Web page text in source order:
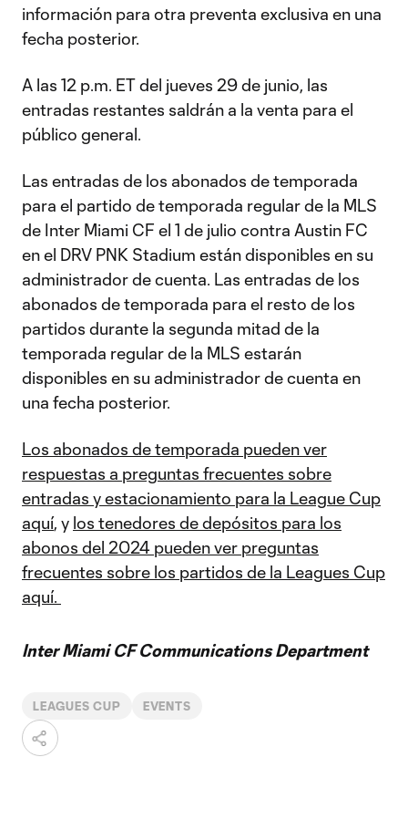
información para otra preventa exclusiva en una
fecha posterior.
A las 12 p.m. ET del jueves 29 de junio, las
entradas restantes saldrán a la venta para el
público general.
Las entradas de los abonados de temporada
para el partido de temporada regular de la MLS
de Inter Miami CF el 1 de julio contra Austin FC
en el DRV PNK Stadium están disponibles en su
administrador de cuenta. Las entradas de los
abonados de temporada para el resto de los
partidos durante la segunda mitad de la
temporada regular de la MLS estarán
disponibles en su administrador de cuenta en
una fecha posterior.
Los abonados de temporada pueden ver
respuestas a preguntas frecuentes sobre
entradas y estacionamiento para la League Cup
aquí, y los tenedores de depósitos para los
abonos del 2024 pueden ver preguntas
frecuentes sobre los partidos de la Leagues Cup
aquí.
Inter Miami CF Communications Department
LEAGUES CUP EVENTS